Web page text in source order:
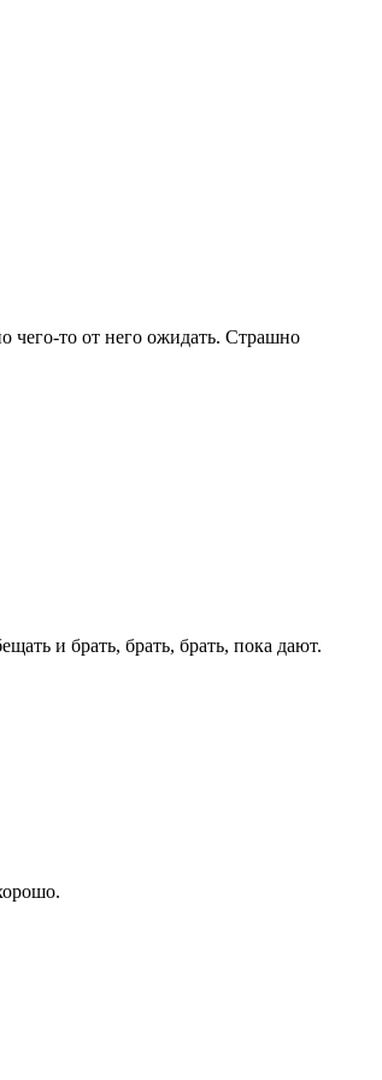
чего-то от него ожидать. Страшно
и брать, брать, брать, пока дают.